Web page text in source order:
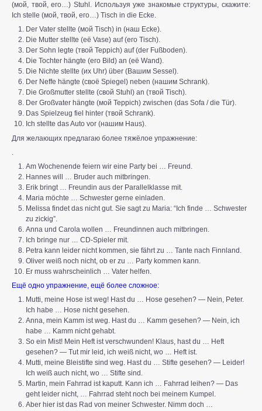
(мой, твой, его…) Stuhl. Используя уже знакомые структуры, скажите:
Ich stelle (мой, твой, его…) Tisch in die Ecke.
Der Vater stellte (мой Tisch) in (наш Ecke).
Die Mutter stellte (её Vase) auf (его Tisch).
Der Sohn legte (твой Teppich) auf (der Fußboden).
Die Tochter hängte (его Bild) an (её Wand).
Die Nichte stellte (их Uhr) über (Вашим Sessel).
Der Neffe hängte (своё Spiegel) neben (нашим Schrank).
Die Großmutter stellte (свой Stuhl) an (твой Tisch).
Der Großvater hängte (мой Teppich) zwischen (das Sofa / die Tür).
Das Spielzeug fiel hinter (твой Schrank).
Ich stellte das Auto vor (нашим Haus).
Для желающих предлагаю более тяжёлое упражнение:
Am Wochenende feiern wir eine Party bei … Freund.
Hannes will … Bruder auch mitbringen.
Erik bringt … Freundin aus der Parallelklasse mit.
Maria möchte … Schwester gerne einladen.
Melissa findet das nicht gut. Sie sagt zu Maria: “Ich finde … Schwester
zu zickig”.
Anna und Carola wollen … Freundinnen auch mitbringen.
Ich bringe nur … CD-Spieler mit.
Petra kann leider nicht kommen, sie fährt zu … Tante nach Finnland.
Oliver weiß noch nicht, ob er zu … Party kommen kann.
Er muss wahrscheinlich … Vater helfen.
Ещё одно упражнение, ещё более сложное:
Mutti, meine Hose ist weg! Hast du … Hose gesehen? — Nein, Peter.
Ich habe … Hose nicht gesehen.
Anna, mein Kamm ist weg. Hast du … Kamm gesehen? — Nein, ich
habe … Kamm nicht gehabt.
So ein Mist! Mein Heft ist verschwunden! Klaus, hast du … Heft
gesehen? — Tut mir leid, ich weiß nicht, wo … Heft ist.
Mutti, meine Bleistifte sind weg. Hast du … Stifte gesehen? — Leider!
Ich weiß auch nicht, wo … Stifte sind.
Martin, mein Fahrrad ist kaputt. Kann ich … Fahrrad leihen? — Das
geht leider nicht, … Fahrrad steht noch bei meinem Kumpel.
Aber hier ist das Rad von meiner Schwester. Nimm doch …